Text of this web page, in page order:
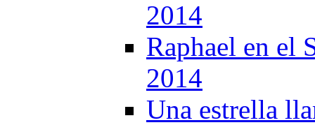
2014
Raphael en el
2014
Una estrella